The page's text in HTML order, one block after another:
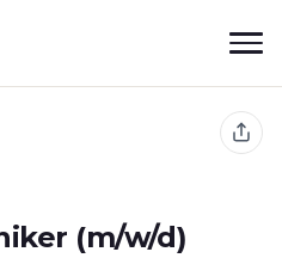
(m/w/d)